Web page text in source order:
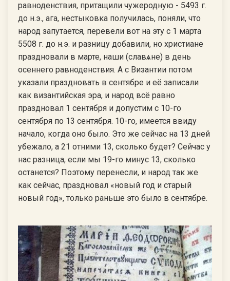
равноденствия, притащили чужеродную - 5493 г.
до н.э., ага, нестыковка получилась, поняли, что
народ запутается, перевели вот на эту с 1 марта
5508 г. до н.э. и разницу добавили, но христиане
праздновали в марте, наши (славѧне) в день
осеннего равноденствия. А с Византии потом
указали праздновать в сентябре и её записали
как византийская эра, и народ всё равно
праздновал 1 сентября и допустим с 10-го
сентября по 13 сентября. 10-го, имеется ввиду
начало, когда оно было. Это же сейчас на 13 дней
убежало, а 21 отними 13, сколько будет? Сейчас у
нас разница, если мы 19-го минус 13, сколько
останется? Поэтому перенесли, и народ так же
как сейчас, праздновал «новый год и старый
новый год», только раньше это было в сентябре.